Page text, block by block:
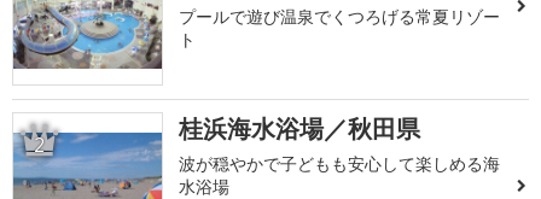
プールで遊び温泉でくつろげる常夏リゾー
ト
2 桂浜海水浴場／秋田県
波が穏やかで子どもも安心して楽しめる海
水浴場